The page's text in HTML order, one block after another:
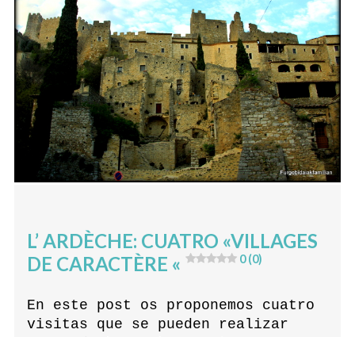
L’ ARDÈCHE: CUATRO «VILLAGES
DE CARACTÈRE «
0 (0)
En este post os proponemos cuatro
visitas que se pueden realizar